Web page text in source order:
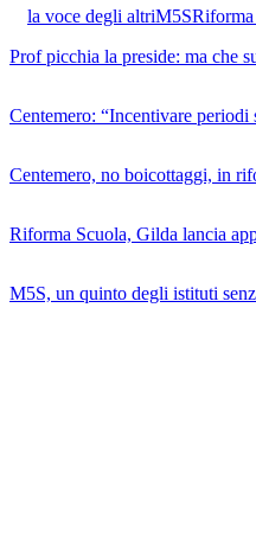
la voce degli altriM5SRiforma
Prof picchia la preside: ma che
Centemero: “Incentivare periodi
Centemero, no boicottaggi, in
Riforma Scuola, Gilda lancia
M5S, un quinto degli istituti